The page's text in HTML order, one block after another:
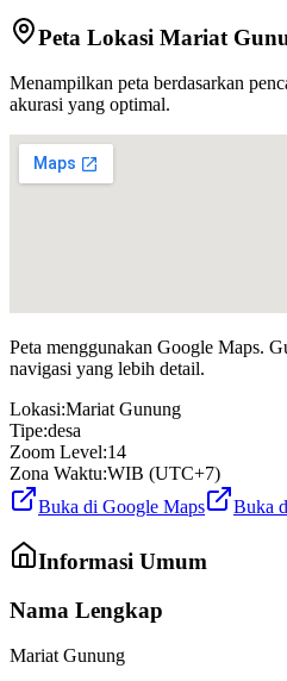
Peta Lokasi Mariat
Menampilkan peta berdasarkan
akurasi yang optimal.
Peta menggunakan Google Maps.
navigasi yang lebih detail.
Lokasi:Mariat Gunung
Tipe:desa
Zoom Level:14
Zona Waktu:WIB (UTC+7)
Buka di Google Maps
Buka
Informasi Umum
Nama Lengkap
Mariat Gunung